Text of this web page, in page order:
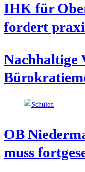
IHK für
for­dert
Nach­hal­ti­ge
OB
muss